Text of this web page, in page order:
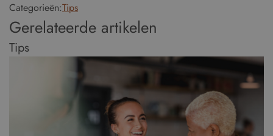
Categorieën:Tips
Gerelateerde artikelen
Tips